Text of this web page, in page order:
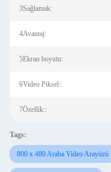
3Sağlamak:
4Avantaj:
5Ekran boyutu:
6Video Piksel::
7Özellik::
Tags:
800 x 480 Araba Video Arayüzü